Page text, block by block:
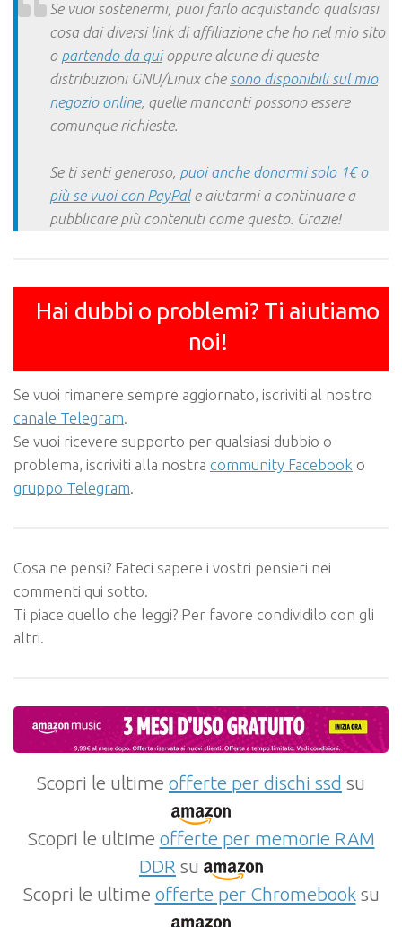
Se vuoi sostenermi, puoi farlo acquistando qualsiasi
cosa dai diversi link di affiliazione che ho nel mio sito
o partendo da quioppure alcune di queste
distribuzioni GNU/Linux che sono disponibili sul mio
negozio online, quelle mancanti possono essere
comunque richieste.
Se ti senti generoso, puoi anche donarmi solo 1€ o
più se vuoi con PayPale aiutarmi a continuare a
pubblicare più contenuti come questo. Grazie!
Hai dubbi o problemi? Ti aiutiamo
noi!
Se vuoi rimanere sempre aggiornato, iscriviti al nostro
canale Telegram.
Se vuoi ricevere supporto per qualsiasi dubbio o
problema, iscriviti alla nostra community Facebook o
gruppo Telegram.
Cosa ne pensi? Fateci sapere i vostri pensieri nei
commenti qui sotto.
Ti piace quello che leggi? Per favore condividilo con gli
altri.
Scopri le ultime offerte per dischi ssd su
Scopri le ultime offerte per memorie RAM
DDR su
Scopri le ultime offerte per Chromebooksu